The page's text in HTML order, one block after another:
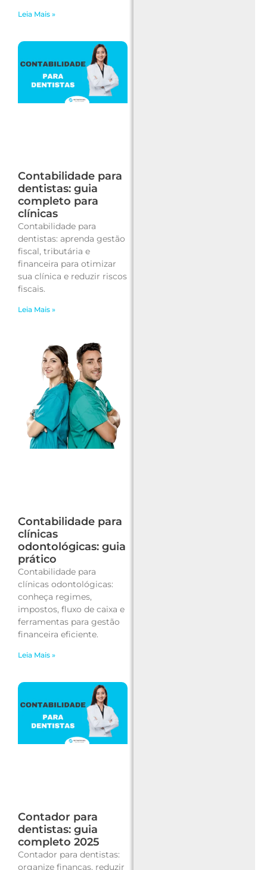
Leia Mais »
Contabilidade para
dentistas: guia
completo para
clínicas
Contabilidade para
dentistas: aprenda gestão
fiscal, tributária e
financeira para otimizar
sua clínica e reduzir riscos
fiscais.
Leia Mais »
Contabilidade para
clínicas
odontológicas: guia
prático
Contabilidade para
clínicas odontológicas:
conheça regimes,
impostos, fluxo de caixa e
ferramentas para gestão
financeira eficiente.
Leia Mais »
Contador para
dentistas: guia
completo 2025
Contador para dentistas:
organize finanças, reduzir